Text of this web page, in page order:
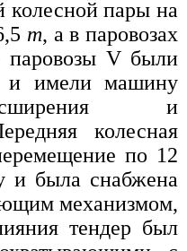
колесной пары на
т, а в паровозах
паровозы V были
и имели машину
и
колесная
по 12
и была снабжена
механизмом,
тендер был